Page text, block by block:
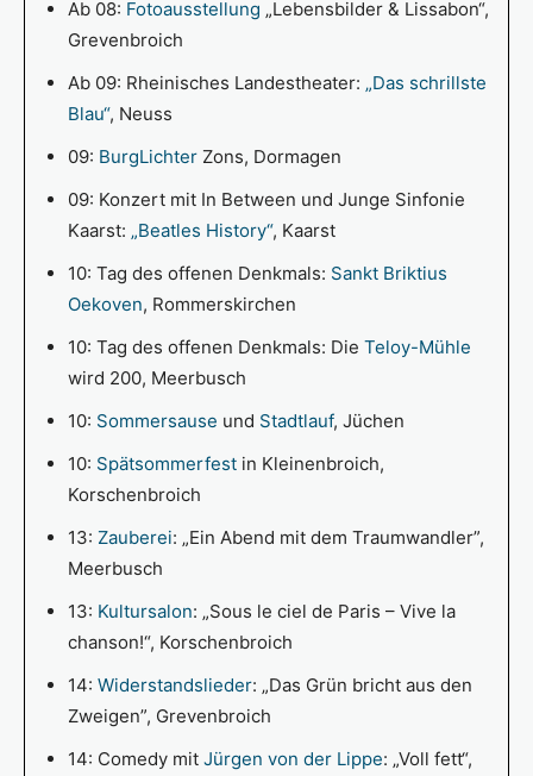
Ab 08: Fotoausstellung „Lebensbilder & Lissabon“,
Grevenbroich
Ab 09: Rheinisches Landestheater: „Das schrillste
Blau“, Neuss
09: BurgLichter Zons, Dormagen
09: Konzert mit In Between und Junge Sinfonie
Kaarst: „Beatles History“, Kaarst
10: Tag des offenen Denkmals: Sankt Briktius
Oekoven, Rommerskirchen
10: Tag des offenen Denkmals: Die Teloy-Mühle
wird 200, Meerbusch
10: Sommersause und Stadtlauf, Jüchen
10: Spätsommerfest in Kleinenbroich,
Korschenbroich
13: Zauberei: „Ein Abend mit dem Traumwandler”,
Meerbusch
13: Kultursalon: „Sous le ciel de Paris – Vive la
chanson!“, Korschenbroich
14: Widerstandslieder: „Das Grün bricht aus den
Zweigen”, Grevenbroich
14: Comedy mit Jürgen von der Lippe: „Voll fett“,